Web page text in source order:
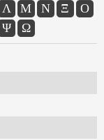
Λ Μ Ν Ξ
Ο
Ψ Ω